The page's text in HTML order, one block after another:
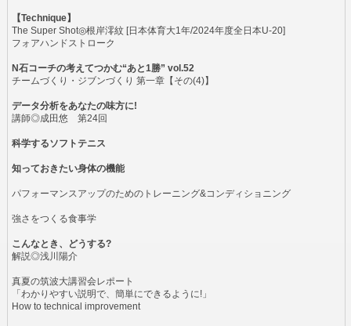
【Technique】
The Super Shot◎根岸澪紋 [日本体育大1年/2024年度全日本U-20]
フォアハンドストローク
N石コーチの考えてつかむ“あと1勝” vol.52
チームづくり・ジブンづくり 第一章【その(4)】
データ分析をあなたの味方に!
講師◎成田悠 第24回
科学するソフトテニス
知っておきたい身体の機能
パフォーマンスアップのためのトレーニング&コンディショニング
強さをつくる食事学
こんなとき、どうする?
解説◎浅川陽介
真夏の筑波大講習会レポート
「わかりやすい説明で、簡単にできるように!」
How to technical improvement